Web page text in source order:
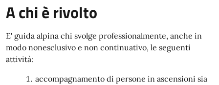
A chi è rivolto
E' guida alpina chi svolge professionalmente, anche in
modo nonesclusivo e non continuativo, le seguenti
attività:
accompagnamento di persone in ascensioni sia